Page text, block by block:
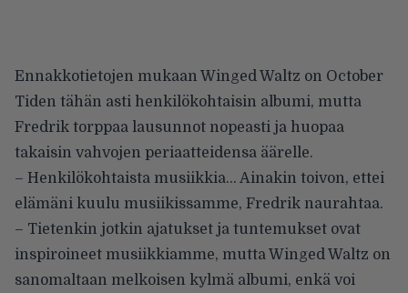
Ennakkotietojen mukaan Winged Waltz on October
Tiden tähän asti henkilökohtaisin albumi, mutta
Fredrik torppaa lausunnot nopeasti ja huopaa
takaisin vahvojen periaatteidensa äärelle.
– Henkilökohtaista musiikkia… Ainakin toivon, ettei
elämäni kuulu musiikissamme, Fredrik naurahtaa.
– Tietenkin jotkin ajatukset ja tuntemukset ovat
inspiroineet musiikkiamme, mutta Winged Waltz on
sanomaltaan melkoisen kylmä albumi, enkä voi